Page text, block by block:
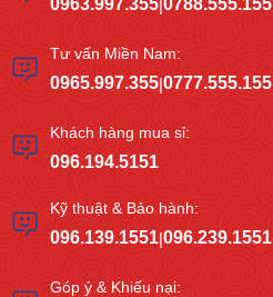
|
Tư vấn Miền Nam:
0965.997.355|0777.555.155
Khách hàng mua sỉ:
096.194.5151
Kỹ thuật & Bảo hành:
096.139.1551|096.239.1551
Góp ý & Khiếu nại: